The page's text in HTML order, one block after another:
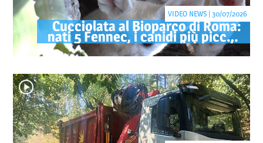
Cucciolata al Bioparco di Roma:
nati 5 Fennec, i canidi più piccoli
del mondo
VIDEO NEWS | 30/07/2026